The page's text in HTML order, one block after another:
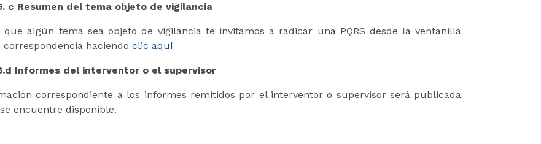
c Resumen del tema objeto de vigilancia
que algún tema sea objeto de vigilancia te invitamos a radicar una PQRS desde la ventanilla
correspondencia haciendo clic aquí
Informes del interventor o el supervisor
correspondiente a los informes remitidos por el interventor o supervisor será publicada
encuentre disponible.